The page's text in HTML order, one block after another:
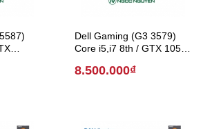
Dell Gaming (G3 3579)
Core i5,i7 8th / GTX 1050
8.500.000₫